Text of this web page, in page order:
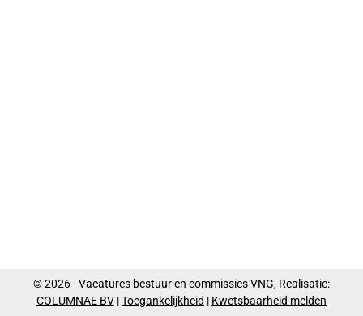
© 2026 - Vacatures bestuur en commissies VNG, Realisatie:
COLUMNAE BV |Toegankelijkheid | Kwetsbaarheid melden